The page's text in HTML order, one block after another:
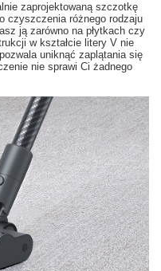
zaprojektowaną szczotkę
czyszczenia różnego rodzaju
ją zarówno na płytkach czy
w kształcie litery V nie
uniknąć zaplątania się
nie sprawi Ci żadnego